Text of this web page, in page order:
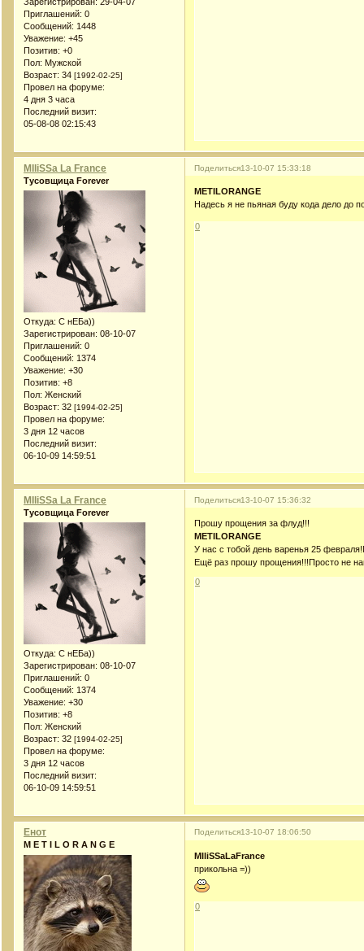
Приглашений: 0
Сообщений: 1448
Уважение: +45
Позитив: +0
Пол: Мужской
Возраст: 34 [1992-02-25]
Провел на форуме:
4 дня 3 часа
Последний визит:
05-08-08 02:15:43
Поделиться13-10-07 15:33:18
MIliSSa La France
Тусовщица Forever
Откуда: С нЕБа))
Зарегистрирован: 08-10-07
Приглашений: 0
Сообщений: 1374
Уважение: +30
Позитив: +8
Пол: Женский
Возраст: 32 [1994-02-25]
Провел на форуме:
3 дня 12 часов
Последний визит:
06-10-09 14:59:51
METILORANGE
Надесь я не пьяная буду кода дело до
0
Поделиться13-10-07 15:36:32
MIliSSa La France
Тусовщица Forever
Откуда: С нЕБа))
Зарегистрирован: 08-10-07
Приглашений: 0
Сообщений: 1374
Уважение: +30
Позитив: +8
Пол: Женский
Возраст: 32 [1994-02-25]
Провел на форуме:
3 дня 12 часов
Последний визит:
06-10-09 14:59:51
Прошу прощения за флуд!!!
METILORANGE
У нас с тобой день варенья 25
Ещё раз прошу прощения!!!Просто не
0
Поделиться13-10-07 18:06:50
Енот
M E T I L O R A N G E
MIliSSaLaFrance
прикольна =))
0